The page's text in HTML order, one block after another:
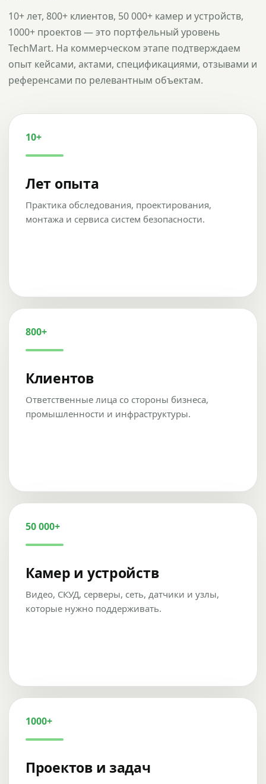
10+ лет, 800+ клиентов, 50 000+ камер и устройств,
1000+ проектов — это портфельный уровень
TechMart. На коммерческом этапе подтверждаем
опыт кейсами, актами, спецификациями, отзывами и
референсами по релевантным объектам.
10+
Лет опыта
Практика обследования, проектирования,
монтажа и сервиса систем безопасности.
800+
Клиентов
Ответственные лица со стороны бизнеса,
промышленности и инфраструктуры.
50 000+
Камер и устройств
Видео, СКУД, серверы, сеть, датчики и узлы,
которые нужно поддерживать.
1000+
Проектов и задач